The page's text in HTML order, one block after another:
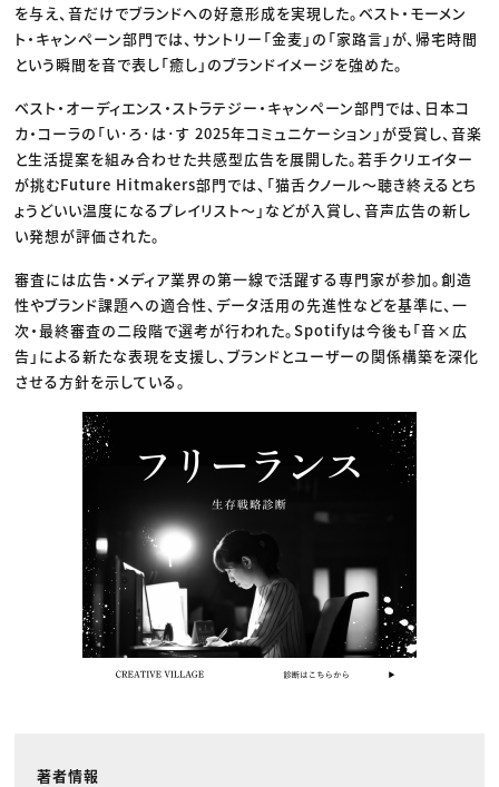
を与え、音だけでブランドへの好意形成を実現した。ベスト・モーメン
ト・キャンペーン部門では、サントリー「金麦」の「家路言」が、帰宅時間
という瞬間を音で表し「癒し」のブランドイメージを強めた。
ベスト・オーディエンス・ストラテジー・キャンペーン部門では、日本コ
カ・コーラの「い･ろ･は･す 2025年コミュニケーション」が受賞し、音楽
と生活提案を組み合わせた共感型広告を展開した。若手クリエイター
が挑むFuture Hitmakers部門では、「猫舌クノール〜聴き終えるとち
ょうどいい温度になるプレイリスト〜」などが入賞し、音声広告の新し
い発想が評価された。
審査には広告・メディア業界の第一線で活躍する専門家が参加。創造
性やブランド課題への適合性、データ活用の先進性などを基準に、一
次・最終審査の二段階で選考が行われた。Spotifyは今後も「音×広
告」による新たな表現を支援し、ブランドとユーザーの関係構築を深化
させる方針を示している。
著者情報